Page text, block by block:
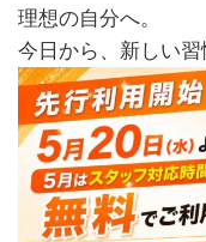
理想の自分へ。
今日から、新しい